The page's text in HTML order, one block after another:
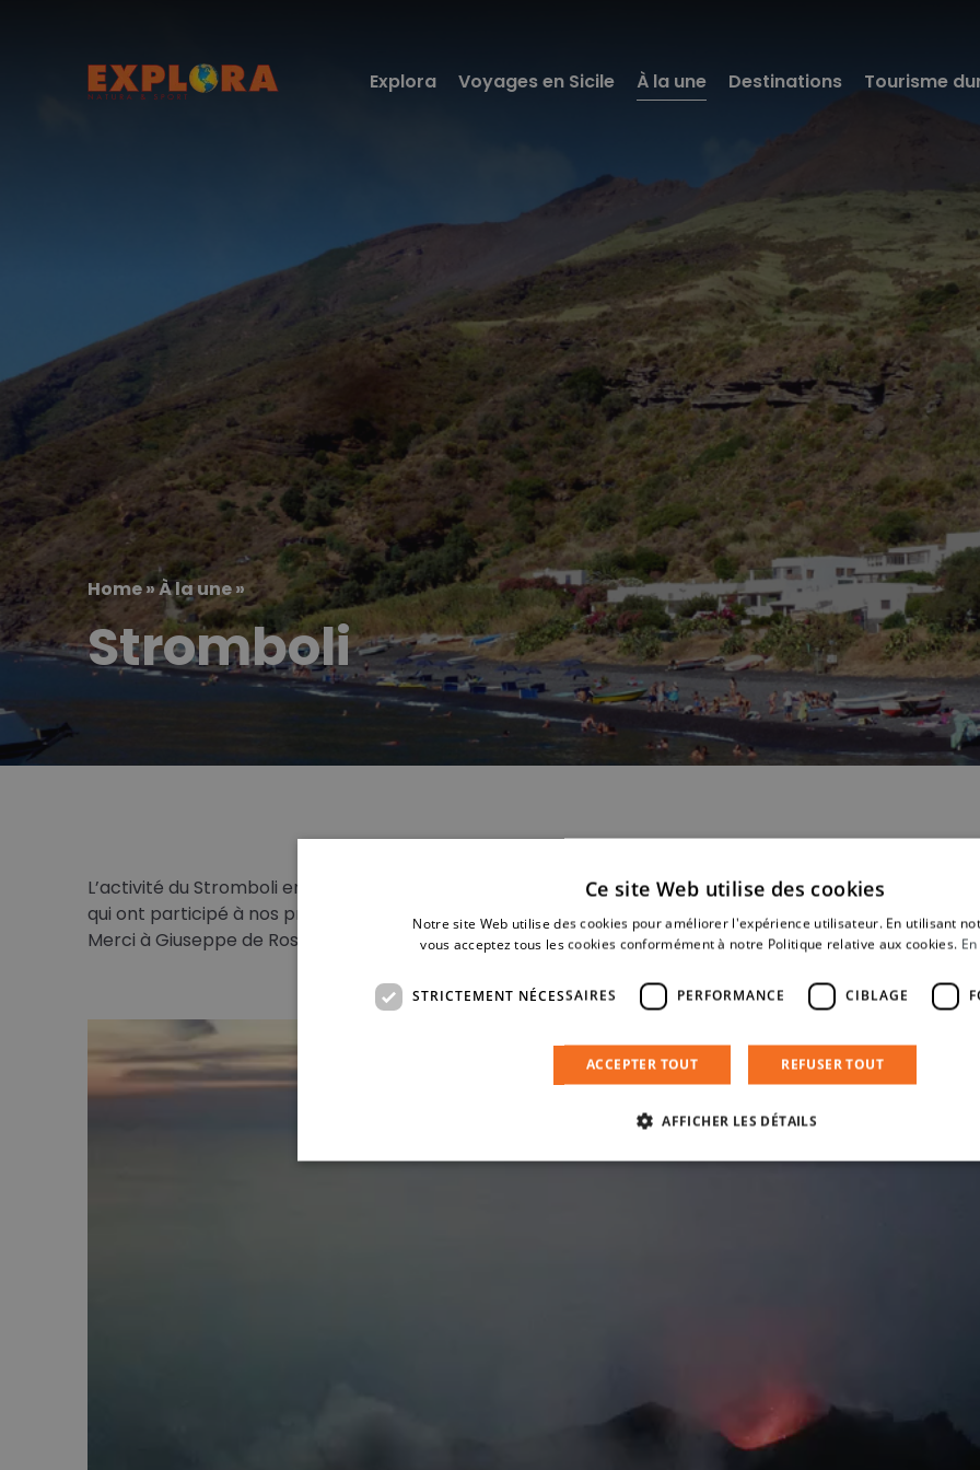
Explora Voyages en Sicile À la une Destinations Tourisme
Home»À la une»
Stromboli
L’activité du Stromboli en 2017 est forte et donne un spectacle inoubliable. Les groupes de touristes
qui ont participé à nos projets de volcanologie, ont pu profiter du beau spectacle que nous partageons
Merci à Giuseppe de Rosa, guide du groupe « Il Vulcano a Piedi » qui a partagé avec nous les images qui
Ce site Web utilise des cookies
Notre site Web utilise des cookies pour améliorer l'expérience utilisateur. En utilisant
vous acceptez tous les cookies conformément à notre Politique relative aux cookies.
STRICTEMENT NÉCESSAIRES PERFORMANCE CIBLAGE
ACCEPTER TOUT REFUSER TOUT
AFFICHER LES DÉTAILS